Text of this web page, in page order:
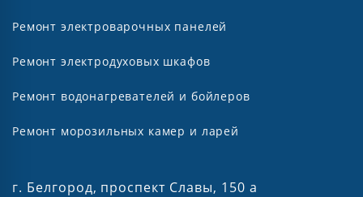
Ремонт электроварочных панелей
Ремонт электродуховых шкафов
Ремонт водонагревателей и бойлеров
Ремонт морозильных камер и ларей
г. Белгород, проспект Славы, 150 а